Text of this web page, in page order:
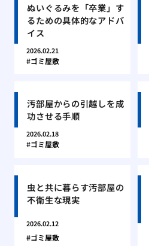
ぬいぐるみを「卒業」す
るための具体的なアドバ
イス
2026.02.21
ゴミ屋敷
汚部屋からの引越しを成
功させる手順
2026.02.18
ゴミ屋敷
虫と共に暮らす汚部屋の
不衛生な現実
2026.02.12
ゴミ屋敷